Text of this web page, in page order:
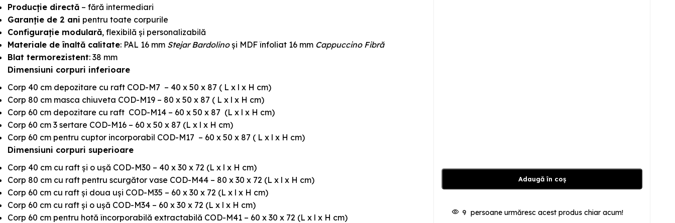
Producție directă – fără intermediari
Garanție de 2 ani pentru toate corpurile
Configurație modulară, flexibilă și personalizabilă
Materiale de înaltă calitate: PAL 16 mm Stejar Bardolinoși MDF înfoliat 16 mm Cappuccino Fibră
Blat termorezistent: 38 mm
Dimensiuni corpuri inferioare
Corp 40 cm depozitare cu raft COD-M7 – 40 x 50 x 87 ( L x l x H cm)
Corp 80 cm masca chiuveta COD-M19 – 80 x 50 x 87 ( L x l x H cm)
Corp 60 cm depozitare cu raft COD-M14 – 60 x 50 x 87 (L x l x H cm)
Corp 60 cm 3 sertare COD-M16 – 60 x 50 x 87 (L x l x H cm)
Corp 60 cm pentru cuptor incorporabil COD-M17 – 60 x 50 x 87 ( L x l x H cm)
Dimensiuni corpuri superioare
Corp 40 cm cu raft și o ușă COD-M30 – 40 x 30 x 72 (L x l x H cm)
Corp 80 cm cu raft pentru scurgător vase COD-M44 – 80 x 30 x 72 (L x l x H cm)
Corp 60 cm cu raft și doua uși COD-M35 – 60 x 30 x 72 (L x l x H cm)
Corp 60 cm cu raft și o ușă COD-M34 – 60 x 30 x 72 (L x l x H cm)
Corp 60 cm pentru hotă încorporabilă extractabilă COD-M41 – 60 x 30 x 72 (L x l x H cm)
Adaugă în coș
9 persoane urmăresc acest produs chiar acum!